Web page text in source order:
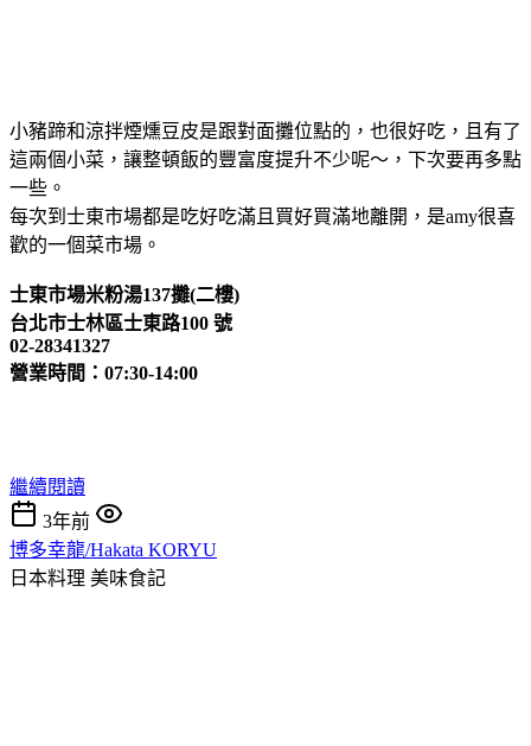
小豬蹄和涼拌煙燻豆皮是跟對面攤位點的，也很好吃，且有了
這兩個小菜，讓整頓飯的豐富度提升不少呢～，下次要再多點
一些。
每次到士東市場都是吃好吃滿且買好買滿地離開，是amy很喜
歡的一個菜市場。
士東市場米粉湯137攤(二樓)
台北市士林區士東路100 號
02-28341327
營業時間：07:30-14:00
繼續閱讀
3年前
博多幸龍/Hakata KORYU
日本料理 美味食記